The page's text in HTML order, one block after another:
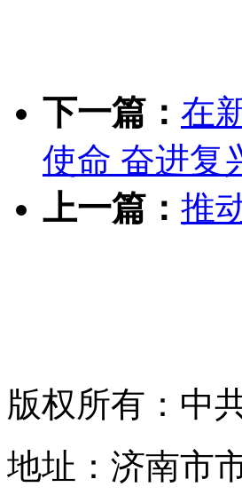
下一篇： 在
使命 奋进复
上一篇： 推
版权所有：中
地址：济南市